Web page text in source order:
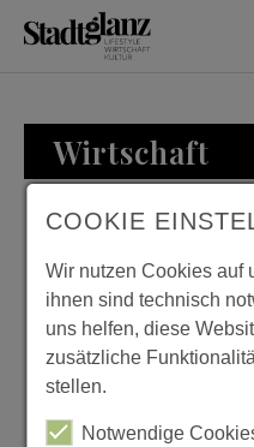
Wirtschaft
WIRTSCHAFT
ZU
COOKIE
Wir nutzen Cookies auf
ihnen sind technisch
uns helfen, diese
zusätzliche
stellen.
Notwendige